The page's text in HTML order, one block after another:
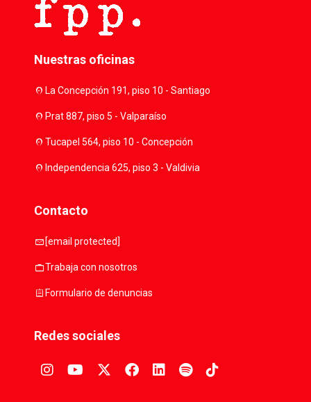
Nuestras oficinas
location_onLa Concepción 191, piso 10 - Santiago
location_onPrat 887, piso 5 - Valparaíso
location_onTucapel 564, piso 10 - Concepción
location_onIndependencia 625, piso 3 - Valdivia
Contacto
mail [email protected]
workTrabaja con nosotros
assignmentFormulario de denuncias
Redes sociales